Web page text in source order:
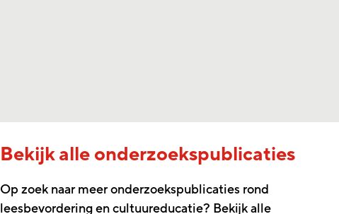
Bekijk alle onderzoekspublicaties
Op zoek naar meer onderzoekspublicaties rond
leesbevordering en cultuureducatie? Bekijk alle